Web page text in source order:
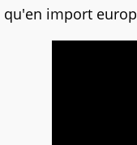
qu'en import